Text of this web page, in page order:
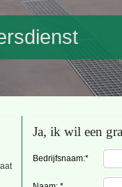
Ja, ik wil een
leave
Bedrijfsnaam:*